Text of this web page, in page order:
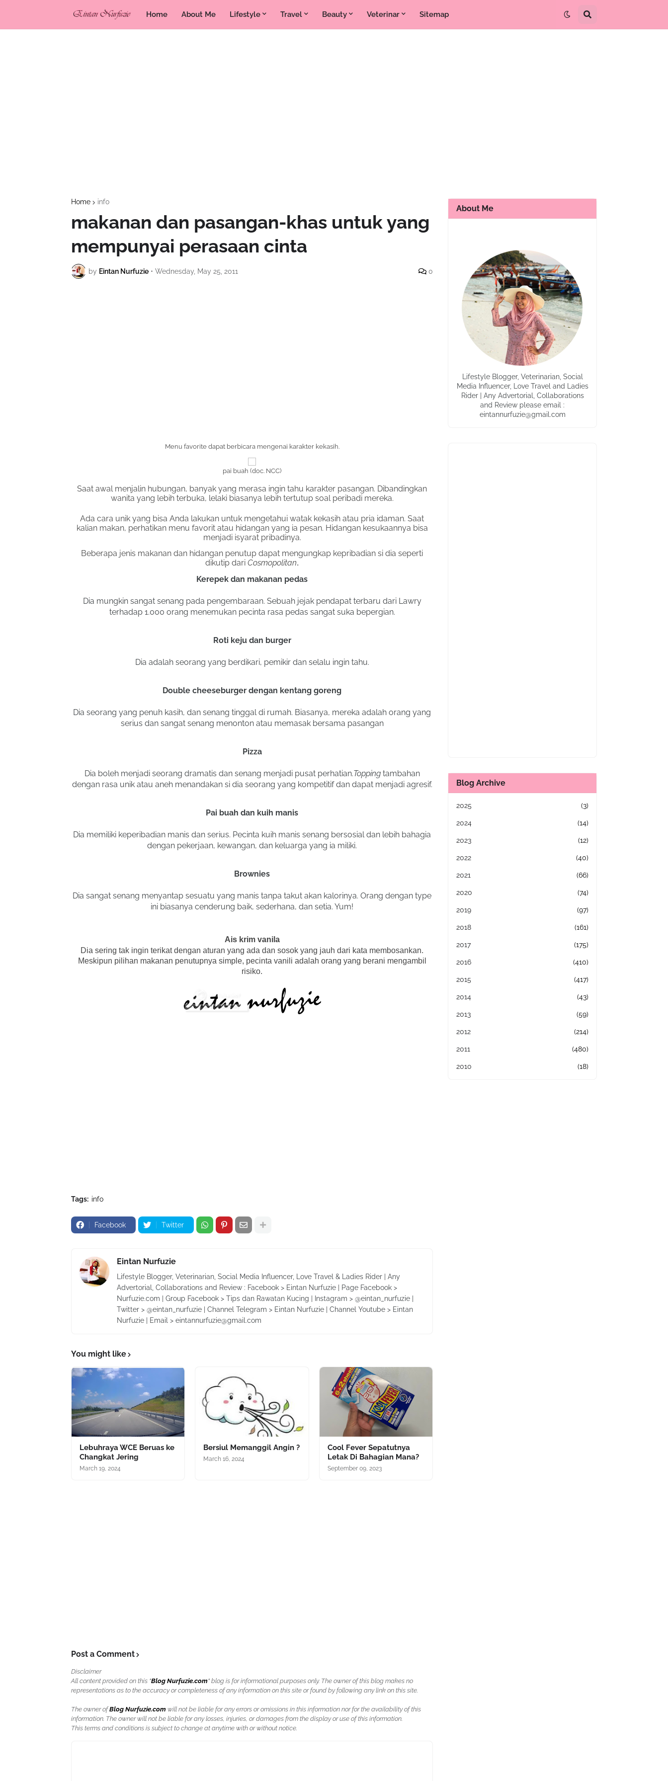
Home About Me Lifestyle Travel Beauty Veterinar Sitemap
Home info
makanan dan pasangan-khas untuk yang
mempunyai perasaan cinta
by Eintan Nurfuzie • Wednesday, May 25, 2011 0
Menu favorite dapat berbicara mengenai karakter kekasih.
pai buah (doc. NCC)
Saat awal menjalin hubungan, banyak yang merasa ingin tahu karakter pasangan. Dibandingkan
wanita yang lebih terbuka, lelaki biasanya lebih tertutup soal peribadi mereka.
Ada cara unik yang bisa Anda lakukan untuk mengetahui watak kekasih atau pria idaman. Saat
kalian makan, perhatikan menu favorit atau hidangan yang ia pesan. Hidangan kesukaannya bisa
menjadi isyarat pribadinya.
Beberapa jenis makanan dan hidangan penutup dapat mengungkap kepribadian si dia seperti
dikutip dari Cosmopolitan.
Kerepek dan makanan pedas
Dia mungkin sangat senang pada pengembaraan. Sebuah jejak pendapat terbaru dari Lawry
terhadap 1.000 orang menemukan pecinta rasa pedas sangat suka bepergian.
Roti keju dan burger
Dia adalah seorang yang berdikari, pemikir dan selalu ingin tahu.
Double cheeseburger dengan kentang goreng
Dia seorang yang penuh kasih, dan senang tinggal di rumah. Biasanya, mereka adalah orang yang
serius dan sangat senang menonton atau memasak bersama pasangan
Pizza
Dia boleh menjadi seorang dramatis dan senang menjadi pusat perhatian.Toppingtambahan
dengan rasa unik atau aneh menandakan si dia seorang yang kompetitif dan dapat menjadi agresif.
Pai buah dan kuih manis
Dia memiliki keperibadian manis dan serius. Pecinta kuih manis senang bersosial dan lebih bahagia
dengan pekerjaan, kewangan, dan keluarga yang ia miliki.
Brownies
Dia sangat senang menyantap sesuatu yang manis tanpa takut akan kalorinya. Orang dengan type
ini biasanya cenderung baik, sederhana, dan setia. Yum!
Ais krim vanila
Dia sering tak ingin terikat dengan aturan yang ada dan sosok yang jauh dari kata membosankan.
Meskipun pilihan makanan penutupnya simple, pecinta vanili adalah orang yang berani mengambil
risiko.
Tags: info
Facebook Twitter
Eintan Nurfuzie
Lifestyle Blogger, Veterinarian, Social Media Influencer, Love Travel & Ladies Rider | Any
Advertorial, Collaborations and Review : Facebook > Eintan Nurfuzie | Page Facebook >
Nurfuzie.com | Group Facebook > Tips dan Rawatan Kucing | Instagram > @eintan_nurfuzie |
Twitter > @eintan_nurfuzie | Channel Telegram > Eintan Nurfuzie | Channel Youtube > Eintan
Nurfuzie | Email > eintannurfuzie@gmail.com
You might like
Lebuhraya WCE Beruas ke
Changkat Jering
March 19, 2024
Bersiul Memanggil Angin ?
March 16, 2024
Cool Fever Sepatutnya
Letak Di Bahagian Mana?
September 09, 2023
Post a Comment
Disclaimer
All content provided on this "Blog Nurfuzie.com" blog is for informational purposes only. The owner of this blog makes no
representations as to the accuracy or completeness of any information on this site or found by following any link on this site.
The owner ofBlog Nurfuzie.com will not be liable for any errors or omissions in this information nor for the availability of this
information. The owner will not be liable for any losses, injuries, or damages from the display or use of this information.
This terms and conditions is subject to change at anytime with or without notice.
About Me
Lifestyle Blogger, Veterinarian, Social
Media Influencer, Love Travel and Ladies
Rider | Any Advertorial, Collaborations
and Review please email :
eintannurfuzie@gmail.com
Blog Archive
2025 (3)
2024 (14)
2023 (12)
2022 (40)
2021 (66)
2020 (74)
2019 (97)
2018 (161)
2017 (175)
2016 (410)
2015 (417)
2014 (43)
2013 (59)
2012 (214)
2011 (480)
2010 (18)